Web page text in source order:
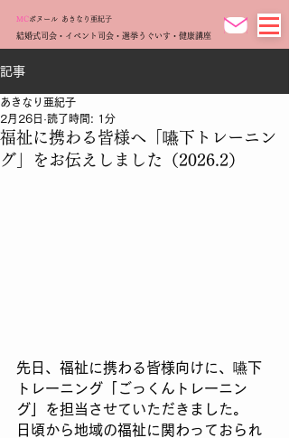
MCボヌール あきなり亜紀子
結婚式司会・イベント司会・選挙うぐいす・健康講座
記事
福祉に携わる皆様へ「嚥下トレーニン
グ」をお伝えしました（2026.2）
あきなり亜紀子
2月26日 読了時間: 1分
先日、福祉に携わる皆様向けに、嚥下
トレーニング「ごっくんトレーニン
グ」を担当させていただきました。
日頃から地域の福祉に関わっておられ